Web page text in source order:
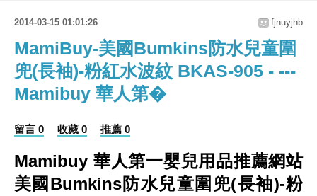
2014-03-15 01:01:26 fjnuyjhb
MamiBuy-美國Bumkins防水兒童圍
兜(長袖)-粉紅水波紋 BKAS-905 - ---
Mamibuy 華人第�
留言 0 收藏 0 推薦 0
Mamibuy 華人第一嬰兒用品推薦網站
美國Bumkins防水兒童圍兜(長袖)-粉